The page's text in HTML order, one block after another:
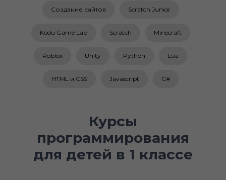
Создание сайтов Scratch Junior
Kodu Game Lab Scratch Minecraft
Roblox Unity Python Lua
HTML и CSS Javascript C#
Курсы
программирования
для детей в 1 классе